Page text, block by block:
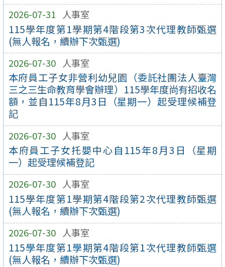
2026-07-31 人事室
115學年度第1學期第4階段第3次代理教師甄選
(無人報名，續辦下次甄選)
2026-07-30 人事室
本府員工子女非營利幼兒園（委託社團法人臺灣
三之三生命教育學會辦理）115學年度尚有招收名
額，並自115年8月3日（星期一）起受理候補登
記
2026-07-30 人事室
本府員工子女托嬰中心自115年8月3日（星期
一）起受理候補登記
2026-07-30 人事室
115學年度第1學期第4階段第2次代理教師甄選
(無人報名，續辦下次甄選)
2026-07-30 人事室
115學年度第1學期第4階段第1次代理教師甄選
(無人報名，續辦下次甄選)